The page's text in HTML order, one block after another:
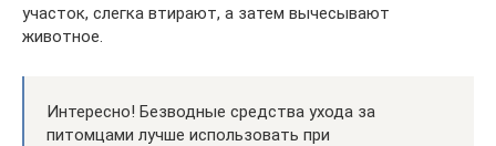
участок, слегка втирают, а затем вычесывают
животное.
Интересно! Безводные средства ухода за
питомцами лучше использовать при